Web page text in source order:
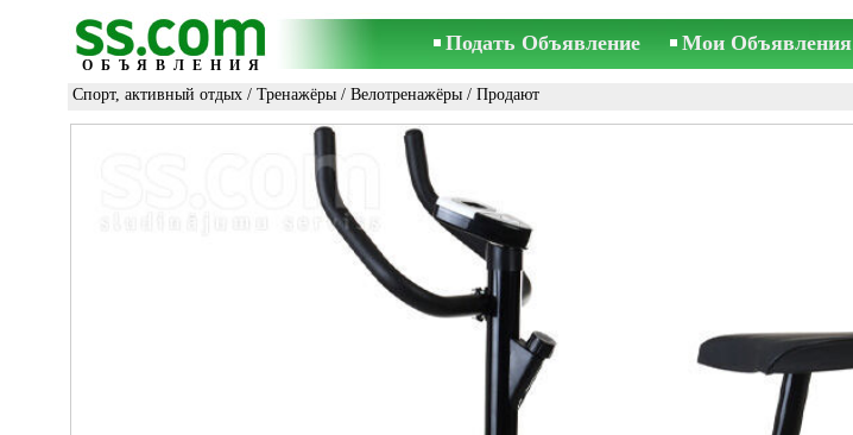
ОБЪЯВЛЕНИЯ
Подать Объявление Мои Объявления
Спорт, активный отдых / Тренажёры / Велотренажёры / Продают